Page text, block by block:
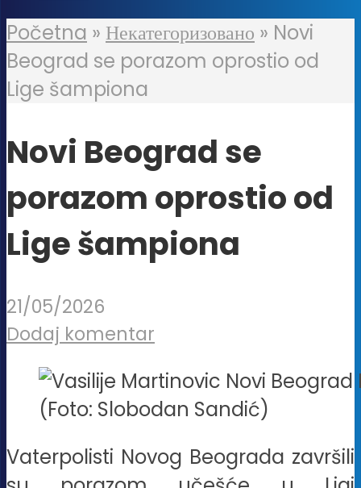
Početna » Некатегоризовано » Novi
Beograd se porazom oprostio od
Lige šampiona
Novi Beograd se
porazom oprostio od
Lige šampiona
21/05/2026
Dodaj komentar
(Foto: Slobodan Sandić)
Vaterpolisti Novog Beograda završili